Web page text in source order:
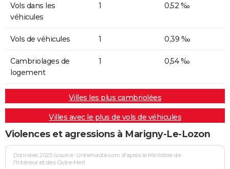
Vols dans les
véhicules
1 0,52 ‰
Vols de véhicules 1 0,39 ‰
Cambriolages de
logement
1 0,54 ‰
Villes les plus cambriolées
Villes avec le plus de vols de véhicules
Violences et agressions à Marigny-Le-Lozon
Données 2025 (source : Linternaute.com d'après le Ministère de
l'Intérieur et des Outre-Mer)